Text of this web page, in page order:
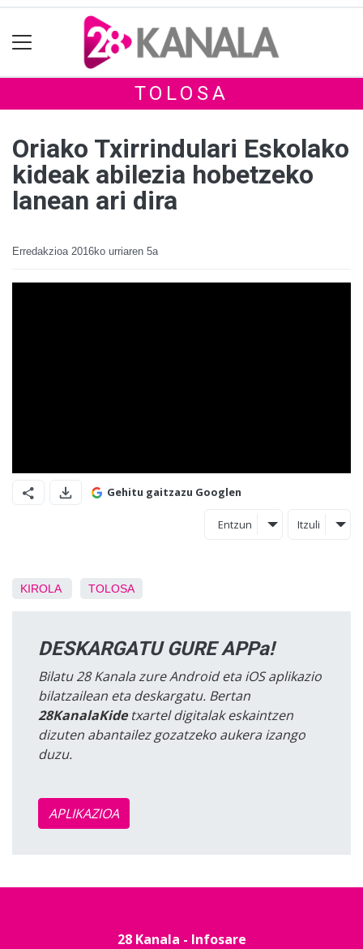
TOLOSA
Oriako Txirrindulari Eskolako
kideak abilezia hobetzeko
lanean ari dira
Erredakzioa 2016ko urriaren 5a
Gehitu gaitzazu Googlen
Entzun Itzuli
KIROLA TOLOSA
DESKARGATU GURE APPa!
Bilatu 28 Kanala zure Android eta iOS aplikazio
bilatzailean eta deskargatu. Bertan
28KanalaKidetxartel digitalak eskaintzen
dizuten abantailez gozatzeko aukera izango
duzu.
APLIKAZIOA
28 Kanala - Infosare